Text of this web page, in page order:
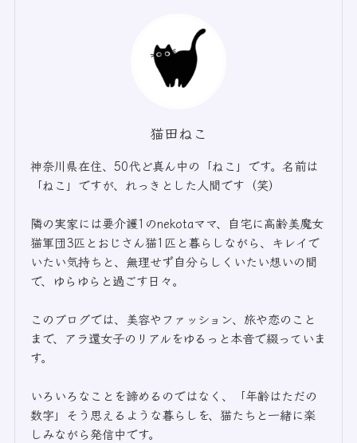
猫田ねこ
神奈川県在住、50代ど真ん中の「ねこ」です。名前は
「ねこ」ですが、れっきとした人間です（笑）
隣の実家には要介護1のnekotaママ、自宅に高齢美魔女
猫軍団3匹とおじさん猫1匹と暮らしながら、キレイで
いたい気持ちと、無理せず自分らしくいたい想いの間
で、ゆらゆらと過ごす日々。
このブログでは、美容やファッション、旅や恋のこと
まで、アラ還女子のリアルをゆるっと本音で綴っていま
す。
いろいろなことを諦めるのではなく、「年齢はただの
数字」そう思えるような暮らしを、猫たちと一緒に楽
しみながら発信中です。